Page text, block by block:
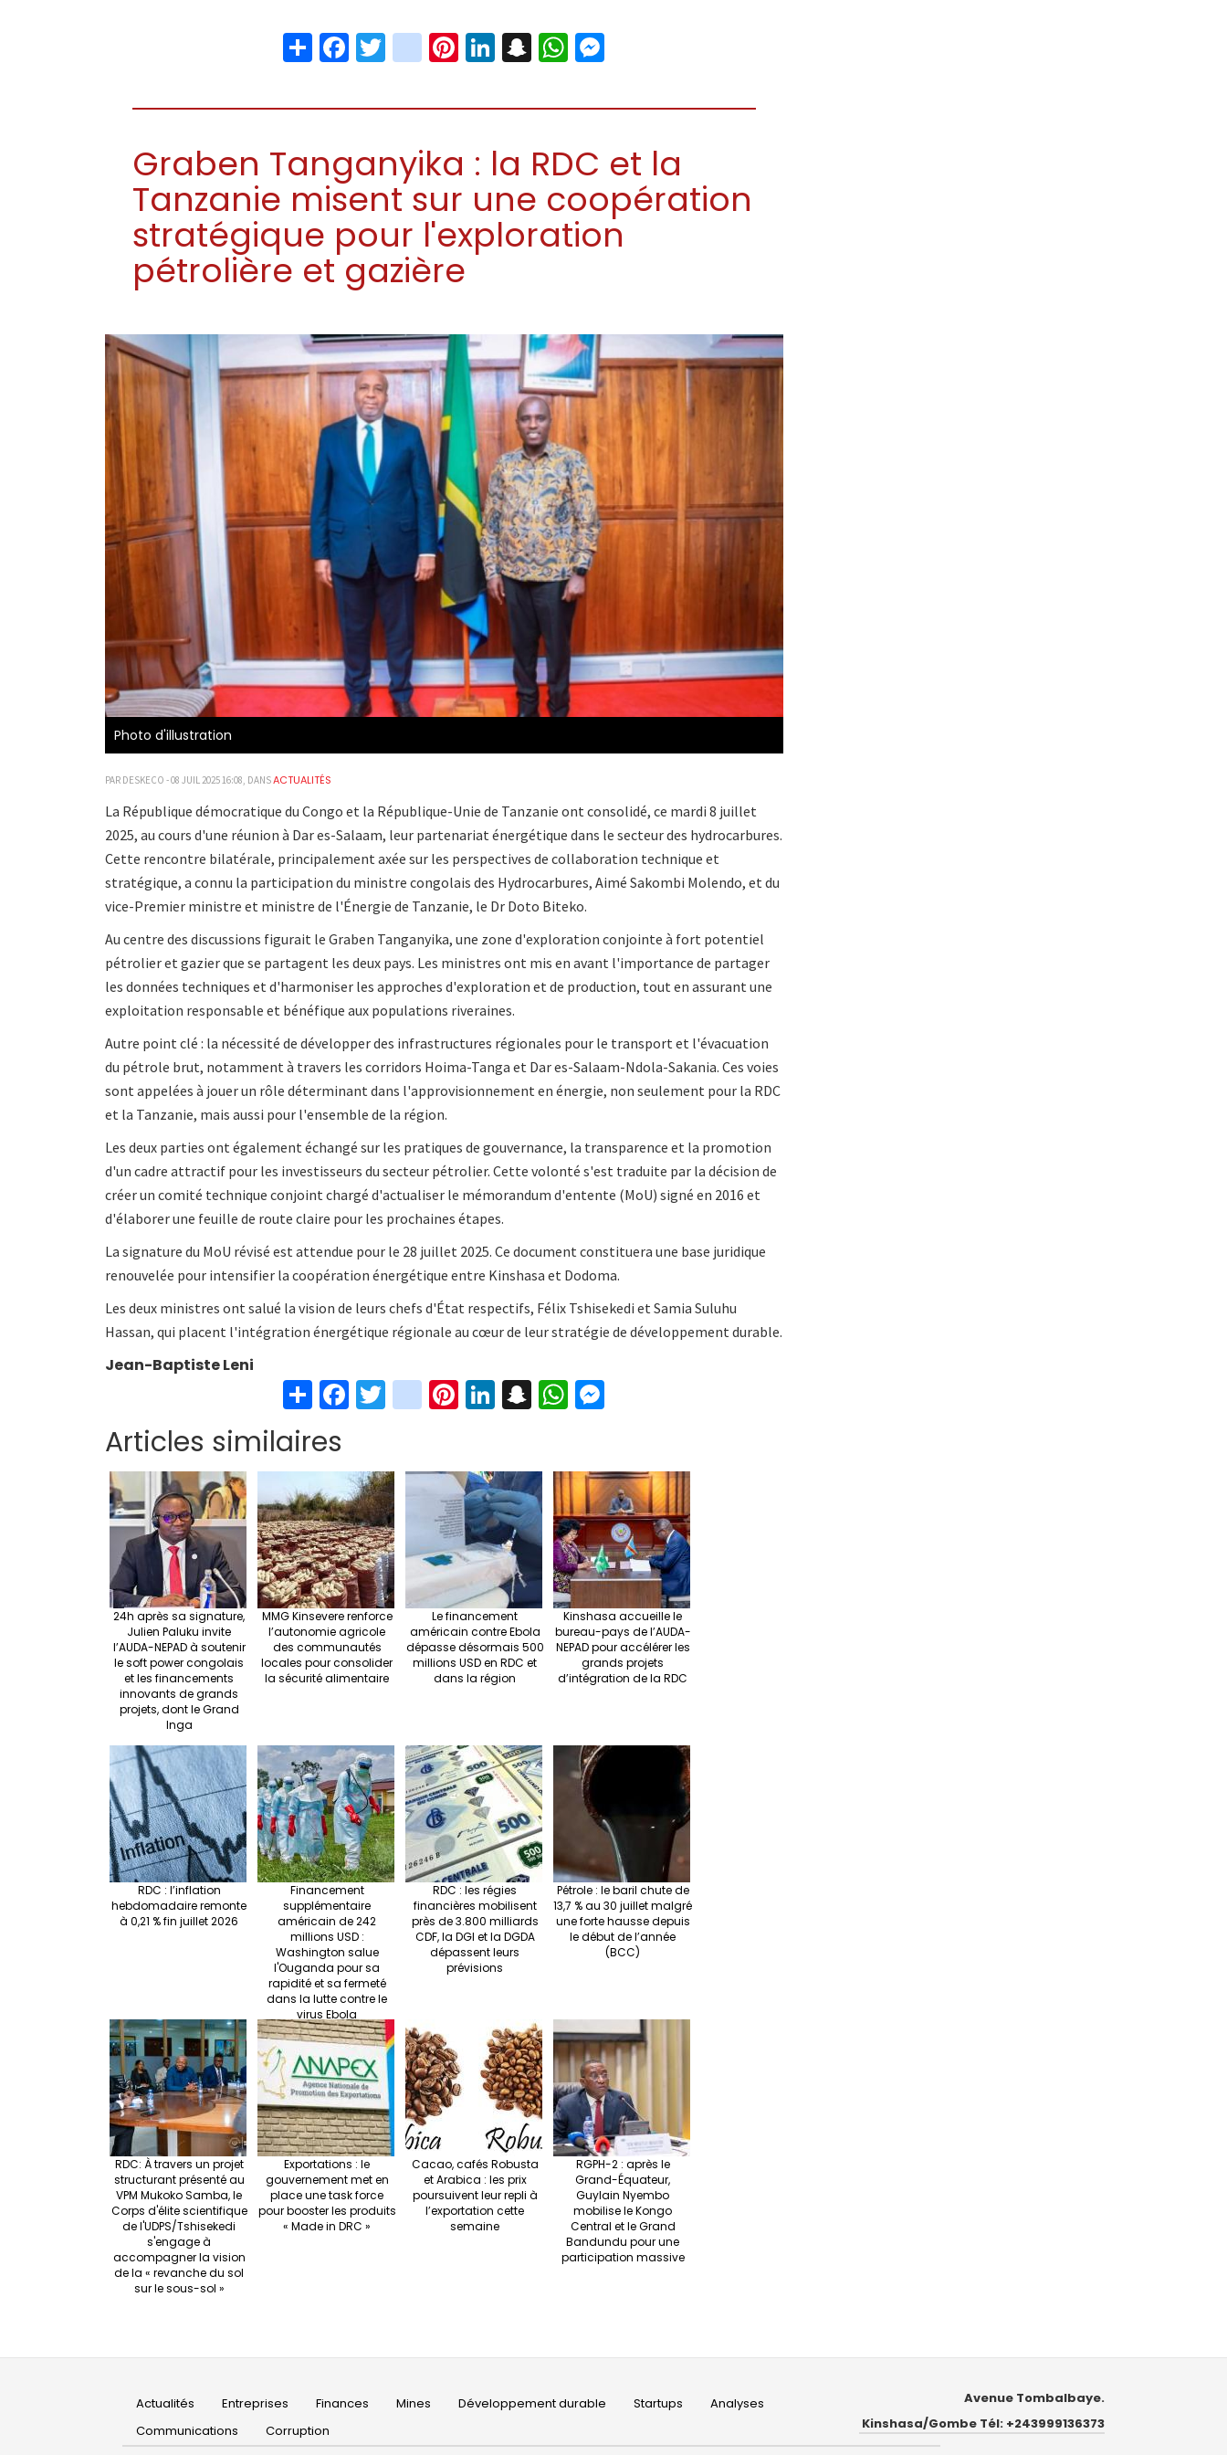
ShareFacebook
Twitter
instagram
Pinterest
LinkedIn
Snapchat
WhatsApp
Graben Tanganyika : la RDC et la
Tanzanie misent sur une coopération
stratégique pour l'exploration
pétrolière et gazière
Photo d'illustration
PAR DESKECO - 08 JUIL 2025 16:08, DANSACTUALITÉS
La République démocratique du Congo et la République-Unie de Tanzanie ont consolidé, ce mardi 8 juillet
2025, au cours d'une réunion à Dar es-Salaam, leur partenariat énergétique dans le secteur des hydrocarbures.
Cette rencontre bilatérale, principalement axée sur les perspectives de collaboration technique et
stratégique, a connu la participation du ministre congolais des Hydrocarbures, Aimé Sakombi Molendo, et du
vice-Premier ministre et ministre de l'Énergie de Tanzanie, le Dr Doto Biteko.
Au centre des discussions figurait le Graben Tanganyika, une zone d'exploration conjointe à fort potentiel
pétrolier et gazier que se partagent les deux pays. Les ministres ont mis en avant l'importance de partager
les données techniques et d'harmoniser les approches d'exploration et de production, tout en assurant une
exploitation responsable et bénéfique aux populations riveraines.
Autre point clé : la nécessité de développer des infrastructures régionales pour le transport et l'évacuation
du pétrole brut, notamment à travers les corridors Hoima-Tanga et Dar es-Salaam-Ndola-Sakania. Ces voies
sont appelées à jouer un rôle déterminant dans l'approvisionnement en énergie, non seulement pour la RDC
et la Tanzanie, mais aussi pour l'ensemble de la région.
Les deux parties ont également échangé sur les pratiques de gouvernance, la transparence et la promotion
d'un cadre attractif pour les investisseurs du secteur pétrolier. Cette volonté s'est traduite par la décision de
créer un comité technique conjoint chargé d'actualiser le mémorandum d'entente (MoU) signé en 2016 et
d'élaborer une feuille de route claire pour les prochaines étapes.
La signature du MoU révisé est attendue pour le 28 juillet 2025. Ce document constituera une base juridique
renouvelée pour intensifier la coopération énergétique entre Kinshasa et Dodoma.
Les deux ministres ont salué la vision de leurs chefs d'État respectifs, Félix Tshisekedi et Samia Suluhu
Hassan, qui placent l'intégration énergétique régionale au cœur de leur stratégie de développement durable.
Jean-Baptiste Leni
S
h
ar
e
Fa
ce
o
o
k
T
wi
er
in
st
ra
m
Pi
nt
es
t
Li
n
dI
n
S
n
pc
h
at
W
h
sA
p
p
n
ge
r
Articles similaires
24h après sa signature,
Julien Paluku invite
l’AUDA-NEPAD à soutenir
le soft power congolais
et les financements
innovants de grands
projets, dont le Grand
Inga
MMG Kinsevere renforce
l’autonomie agricole
des communautés
locales pour consolider
la sécurité alimentaire
Le financement
américain contre Ebola
dépasse désormais 500
millions USD en RDC et
dans la région
Kinshasa accueille le
bureau-pays de l’AUDA-
NEPAD pour accélérer les
grands projets
d’intégration de la RDC
RDC : l’inflation
hebdomadaire remonte
à 0,21 % fin juillet 2026
Financement
supplémentaire
américain de 242
millions USD :
Washington salue
l'Ouganda pour sa
rapidité et sa fermeté
dans la lutte contre le
virus Ebola
RDC : les régies
financières mobilisent
près de 3.800 milliards
CDF, la DGI et la DGDA
dépassent leurs
prévisions
Pétrole : le baril chute de
13,7 % au 30 juillet malgré
une forte hausse depuis
le début de l’année
(BCC)
RDC: À travers un projet
structurant présenté au
VPM Mukoko Samba, le
Corps d'élite scientifique
de l'UDPS/Tshisekedi
s'engage à
accompagner la vision
de la « revanche du sol
sur le sous-sol »
Exportations : le
gouvernement met en
place une task force
pour booster les produits
« Made in DRC »
Cacao, cafés Robusta
et Arabica : les prix
poursuivent leur repli à
l’exportation cette
semaine
RGPH-2 : après le
Grand-Équateur,
Guylain Nyembo
mobilise le Kongo
Central et le Grand
Bandundu pour une
participation massive
Main
navigation
Actualités Entreprises Finances Mines Développement durable Startups
Analyses
Communications
Corruption
Avenue Tombalbaye.
Kinshasa/Gombe Tél: +243999136373